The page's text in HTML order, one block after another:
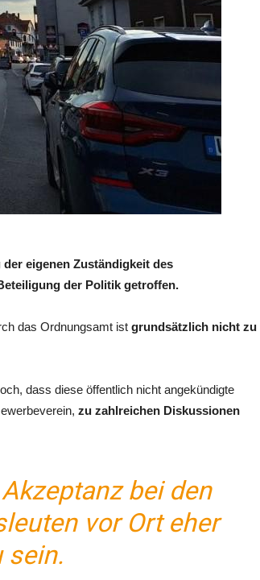
eigenen Zuständigkeit des
der Politik getroffen.
das Ordnungsamt ist grundsätzlich nicht zu
dass diese öffentlich nicht angekündigte
zu zahlreichen Diskussionen
bei den
vor Ort eher
sein.